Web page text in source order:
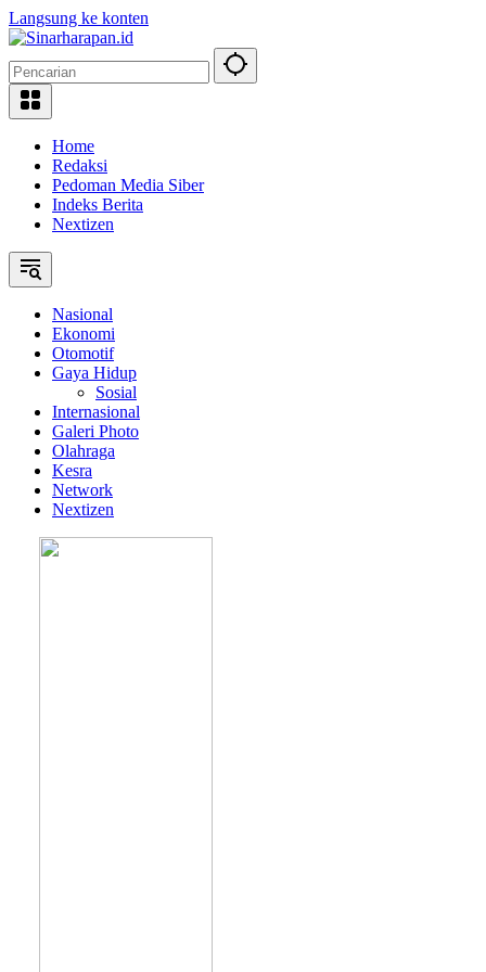
Langsung ke konten
Home
Redaksi
Pedoman Media Siber
Indeks Berita
Nextizen
Nasional
Ekonomi
Otomotif
Gaya Hidup
Sosial
Internasional
Galeri Photo
Olahraga
Kesra
Network
Nextizen